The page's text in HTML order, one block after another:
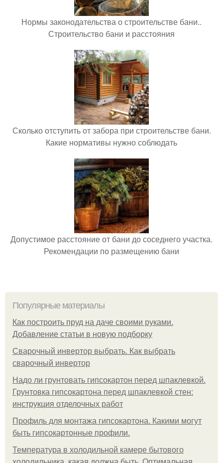
Нормы законодательства о строительстве бани..
Строительство бани и расстояния
Сколько отступить от забора при строительстве бани.
Какие нормативы нужно соблюдать
Допустимое расстояние от бани до соседнего участка.
Рекомендации по размещению бани
Популярные материалы
Как построить пруд на даче своими руками.
Добавление статьи в новую подборку
Сварочный инвертор выбрать. Как выбрать
сварочный инвертор
Надо ли грунтовать гипсокартон перед шпаклевкой.
Грунтовка гипсокартона перед шпаклевкой стен:
инструкция отделочных работ
Профиль для монтажа гипсокартона. Какими могут
быть гипсокартонные профили.
Температура в холодильной камере бытового